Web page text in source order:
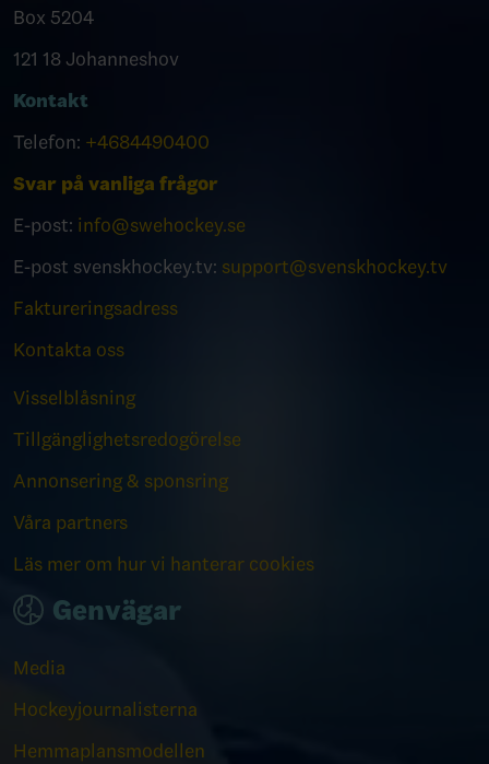
Box 5204
121 18 Johanneshov
Kontakt
Telefon: +4684490400
Svar på vanliga frågor
E-post: info@swehockey.se
E-post svenskhockey.tv: support@svenskhockey.tv
Faktureringsadress
Kontakta oss
Visselblåsning
Tillgänglighetsredogörelse
Annonsering & sponsring
Våra partners
Läs mer om hur vi hanterar cookies
Genvägar
Media
Hockeyjournalisterna
Hemmaplansmodellen